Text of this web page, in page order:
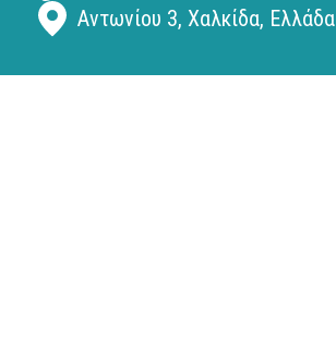
Αντωνίου 3, Χαλκίδα, Ελλάδα